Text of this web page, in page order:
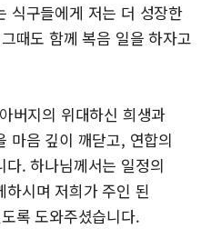
식구들에게 저는 더 성장한
때도 함께 복음 일을 하자고
버지의 위대하신 희생과
마음 깊이 깨닫고, 연합의
. 하나님께서는 일정의
시며 저희가 주인 된
록 도와주셨습니다.